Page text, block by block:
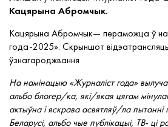
Кацярына Абромчык.
Кацярына Абромчык— пераможца ў
года-2025». Скрыншот
ўзнагароджвання
На намінацыю «Журналіст года»
альбо блогер/ка, які/якая цягам
актыўна і яскрава асвятляў/ла
Беларусі, альбо чые публікацыі, ТВ- ці